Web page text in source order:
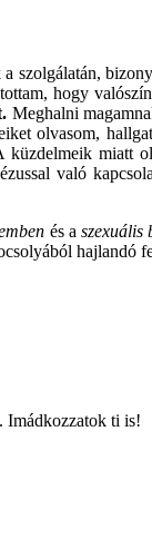
szolgálatán,
hogy
Meghalni
olvasom,
küzdelmeik miatt
való
és aszexuális
hajlandó
Imádkozzatok ti is!